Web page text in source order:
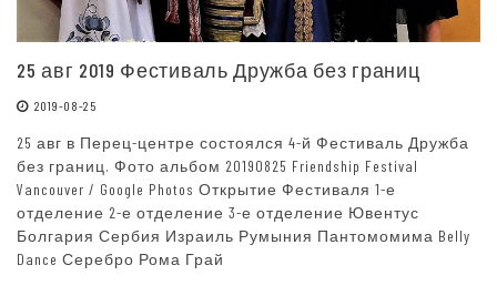
25 авг 2019 Фестиваль Дружба без границ
2019-08-25
25 авг в Перец-центре состоялся 4-й Фестиваль Дружба
без границ. Фото альбом 20190825 Friendship Festival
Vancouver / Google Photos Открытие Фестиваля 1-е
отделение 2-е отделение 3-е отделение Ювентус
Болгария Сербия Израиль Румыния Пантомомима Belly
Dance Серебро Рома Грай